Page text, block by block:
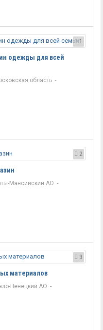
1
одежды для всей
область -
2
Мансийский АО -
3
материалов
Ненецкий АО -